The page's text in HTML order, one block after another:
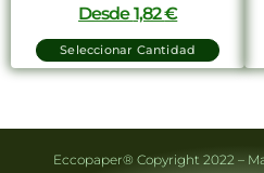
Desde1,82€
Seleccionar Cantidad
Eccopaper® Copyright 2022 –